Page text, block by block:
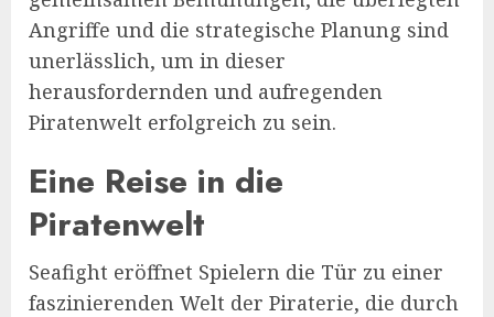
Angriffe und die strategische Planung sind
unerlässlich, um in dieser
herausfordernden und aufregenden
Piratenwelt erfolgreich zu sein.
Eine Reise in die
Piratenwelt
Seafight eröffnet Spielern die Tür zu einer
faszinierenden Welt der Piraterie, die durch